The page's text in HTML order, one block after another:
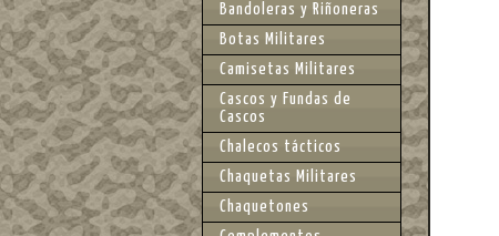
Bandoleras y Riñoneras
Botas Militares
Camisetas Militares
Cascos y Fundas de
Cascos
Chalecos tácticos
Chaquetas Militares
Chaquetones